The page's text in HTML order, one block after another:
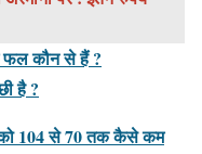
फल कौन से हैं ?
है ?
104 से 70 तक कैसे कम